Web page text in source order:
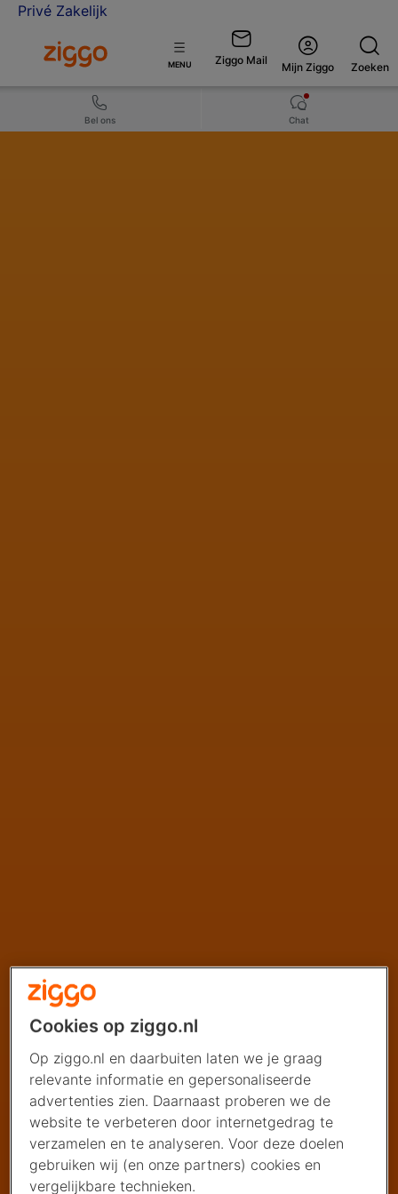
Privé Zakelijk
Ga naar de Ziggo homepage
MENU Ziggo Mail Open
Mijn Ziggo
Zoeken
Bel ons Chat
Cookies op ziggo.nl
Op ziggo.nl en daarbuiten laten we je graag
relevante informatie en gepersonaliseerde
advertenties zien. Daarnaast proberen we de
website te verbeteren door internetgedrag te
verzamelen en te analyseren. Voor deze doelen
gebruiken wij (en onze partners) cookies en
vergelijkbare technieken.